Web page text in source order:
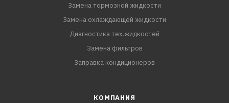
Замена тормозной жидкости
Замена охлаждающей жидкости
Диагностика тех.жидкостей
Замена фильтров
Заправка кондиционеров
КОМПАНИЯ